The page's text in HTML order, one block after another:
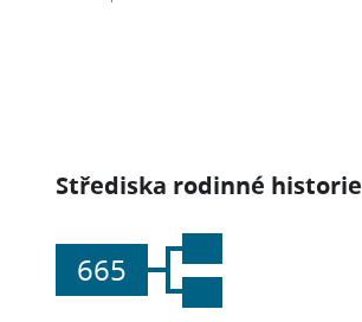
Střediska rodinné historie
665